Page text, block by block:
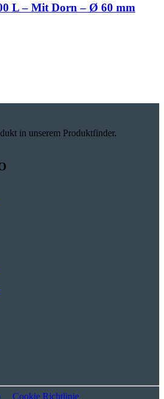
L – Mit Dorn – Ø 60 mm
in unserem Produktfinder.
Cookie Richtlinie